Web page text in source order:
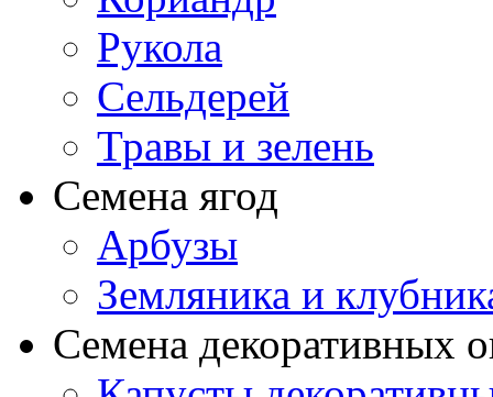
Рукола
Сельдерей
Травы и зелень
Семена ягод
Арбузы
Земляника и
Семена декоративных